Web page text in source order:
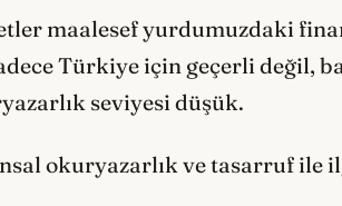
maalesef yurdumuzdaki
Türkiye için geçerli değil,
seviyesi düşük.
okuryazarlık ve tasarruf ile